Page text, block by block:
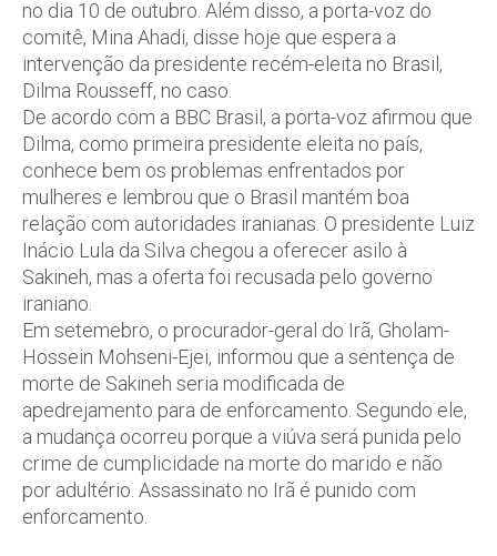
no dia 10 de outubro. Além disso, a porta-voz do
comitê, Mina Ahadi, disse hoje que espera a
intervenção da presidente recém-eleita no Brasil,
Dilma Rousseff, no caso.
De acordo com a BBC Brasil, a porta-voz afirmou que
Dilma, como primeira presidente eleita no país,
conhece bem os problemas enfrentados por
mulheres e lembrou que o Brasil mantém boa
relação com autoridades iranianas. O presidente Luiz
Inácio Lula da Silva chegou a oferecer asilo à
Sakineh, mas a oferta foi recusada pelo governo
iraniano.
Em setemebro, o procurador-geral do Irã, Gholam-
Hossein Mohseni-Ejei, informou que a sentença de
morte de Sakineh seria modificada de
apedrejamento para de enforcamento. Segundo ele,
a mudança ocorreu porque a viúva será punida pelo
crime de cumplicidade na morte do marido e não
por adultério. Assassinato no Irã é punido com
enforcamento.